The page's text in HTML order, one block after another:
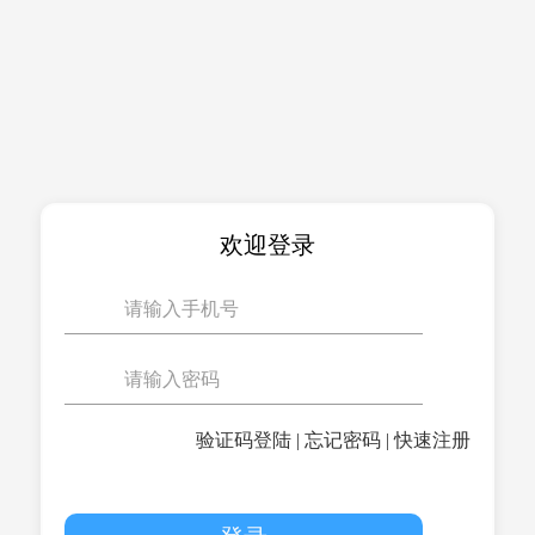
欢迎登录
验证码登陆 | 忘记密码 |快速注册